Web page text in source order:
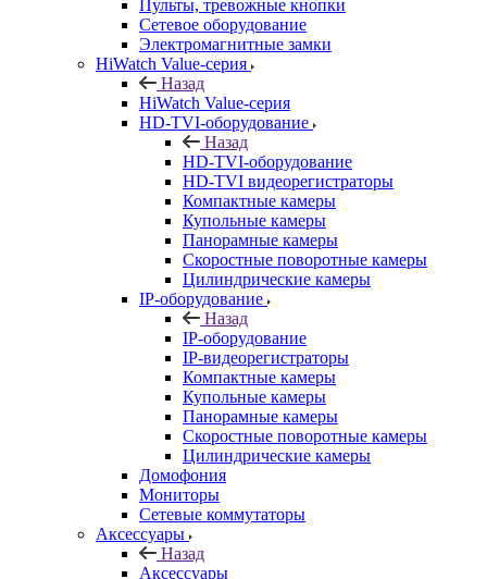
Пульты, тревожные кнопки
Сетевое оборудование
Электромагнитные замки
HiWatch Value-серия
Назад
HiWatch Value-серия
HD-TVI-оборудование
Назад
HD-TVI-оборудование
HD-TVI видеорегистраторы
Компактные камеры
Купольные камеры
Панорамные камеры
Скоростные поворотные камеры
Цилиндрические камеры
IP-оборудование
Назад
IP-оборудование
IP-видеорегистраторы
Компактные камеры
Купольные камеры
Панорамные камеры
Скоростные поворотные камеры
Цилиндрические камеры
Домофония
Мониторы
Сетевые коммутаторы
Аксессуары
Назад
Аксессуары